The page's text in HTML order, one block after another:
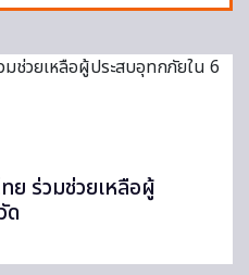
ย ร่วมช่วยเหลือผู้
ด